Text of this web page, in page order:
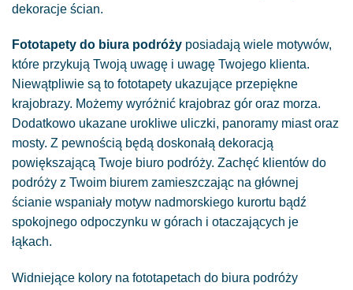
dekoracje ścian.
Fototapety do biura podróży posiadają wiele motywów,
które przykują Twoją uwagę i uwagę Twojego klienta.
Niewątpliwie są to fototapety ukazujące przepiękne
krajobrazy. Możemy wyróżnić krajobraz gór oraz morza.
Dodatkowo ukazane urokliwe uliczki, panoramy miast oraz
mosty. Z pewnością będą doskonałą dekoracją
powiększającą Twoje biuro podróży. Zachęć klientów do
podróży z Twoim biurem zamieszczając na głównej
ścianie wspaniały motyw nadmorskiego kurortu bądź
spokojnego odpoczynku w górach i otaczających je
łąkach.
Widniejące kolory na fototapetach do biura podróży